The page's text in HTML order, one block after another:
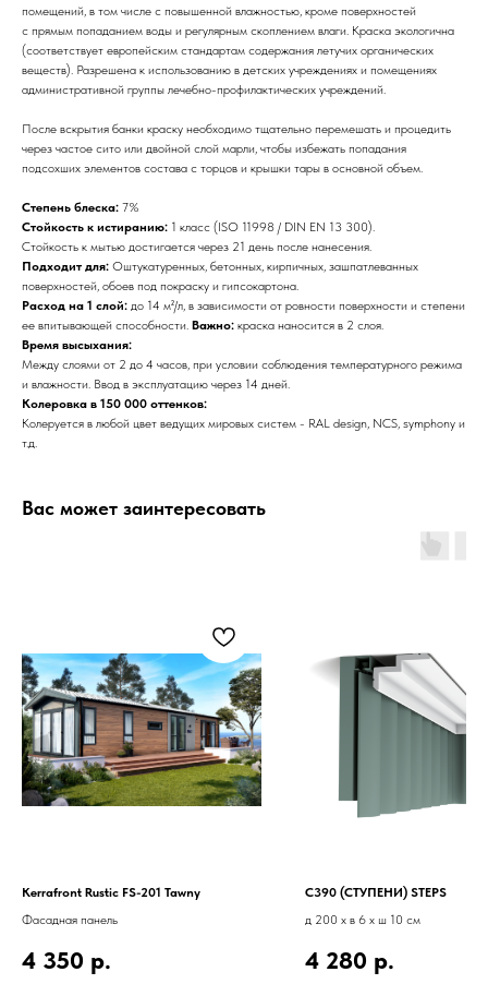
помещений, в том числе с повышенной влажностью, кроме поверхностей
с прямым попаданием воды и регулярным скоплением влаги. Краска экологична
(соответствует европейским стандартам содержания летучих органических
веществ). Разрешена к использованию в детских учреждениях и помещениях
административной группы лечебно-профилактических учреждений.
После вскрытия банки краску необходимо тщательно перемешать и процедить
через частое сито или двойной слой марли, чтобы избежать попадания
подсохших элементов состава с торцов и крышки тары в основной объем.
Степень блеска : 7%
Стойкость к истиранию: 1 класс (ISO 11998 / DIN EN 13 300).
Стойкость к мытью достигается через 21 день после нанесения.
Подходит для: Оштукатуренных, бетонных, кирпичных, зашпатлеванных
поверхностей, обоев под покраску и гипсокартона.
Расход на 1 слой: до 14 м²/л, в зависимости от ровности поверхности и степени
ее впитывающей способности. Важно: краска наносится в 2 слоя.
Время высыхания:
Между слоями от 2 до 4 часов, при условии соблюдения температурного режима
и влажности. Ввод в эксплуатацию через 14 дней.
Колеровка в 150 000 оттенков:
Колеруется в любой цвет ведущих мировых систем - RAL design, NCS, symphony и
т.д.
Вас может заинтересовать
Kerrafront Rustic FS-201 Tawny
Фасадная панель
4 350 р.
C390 (СТУПЕНИ) STEPS
д 200 x в 6 x ш 10 см
4 280 р.